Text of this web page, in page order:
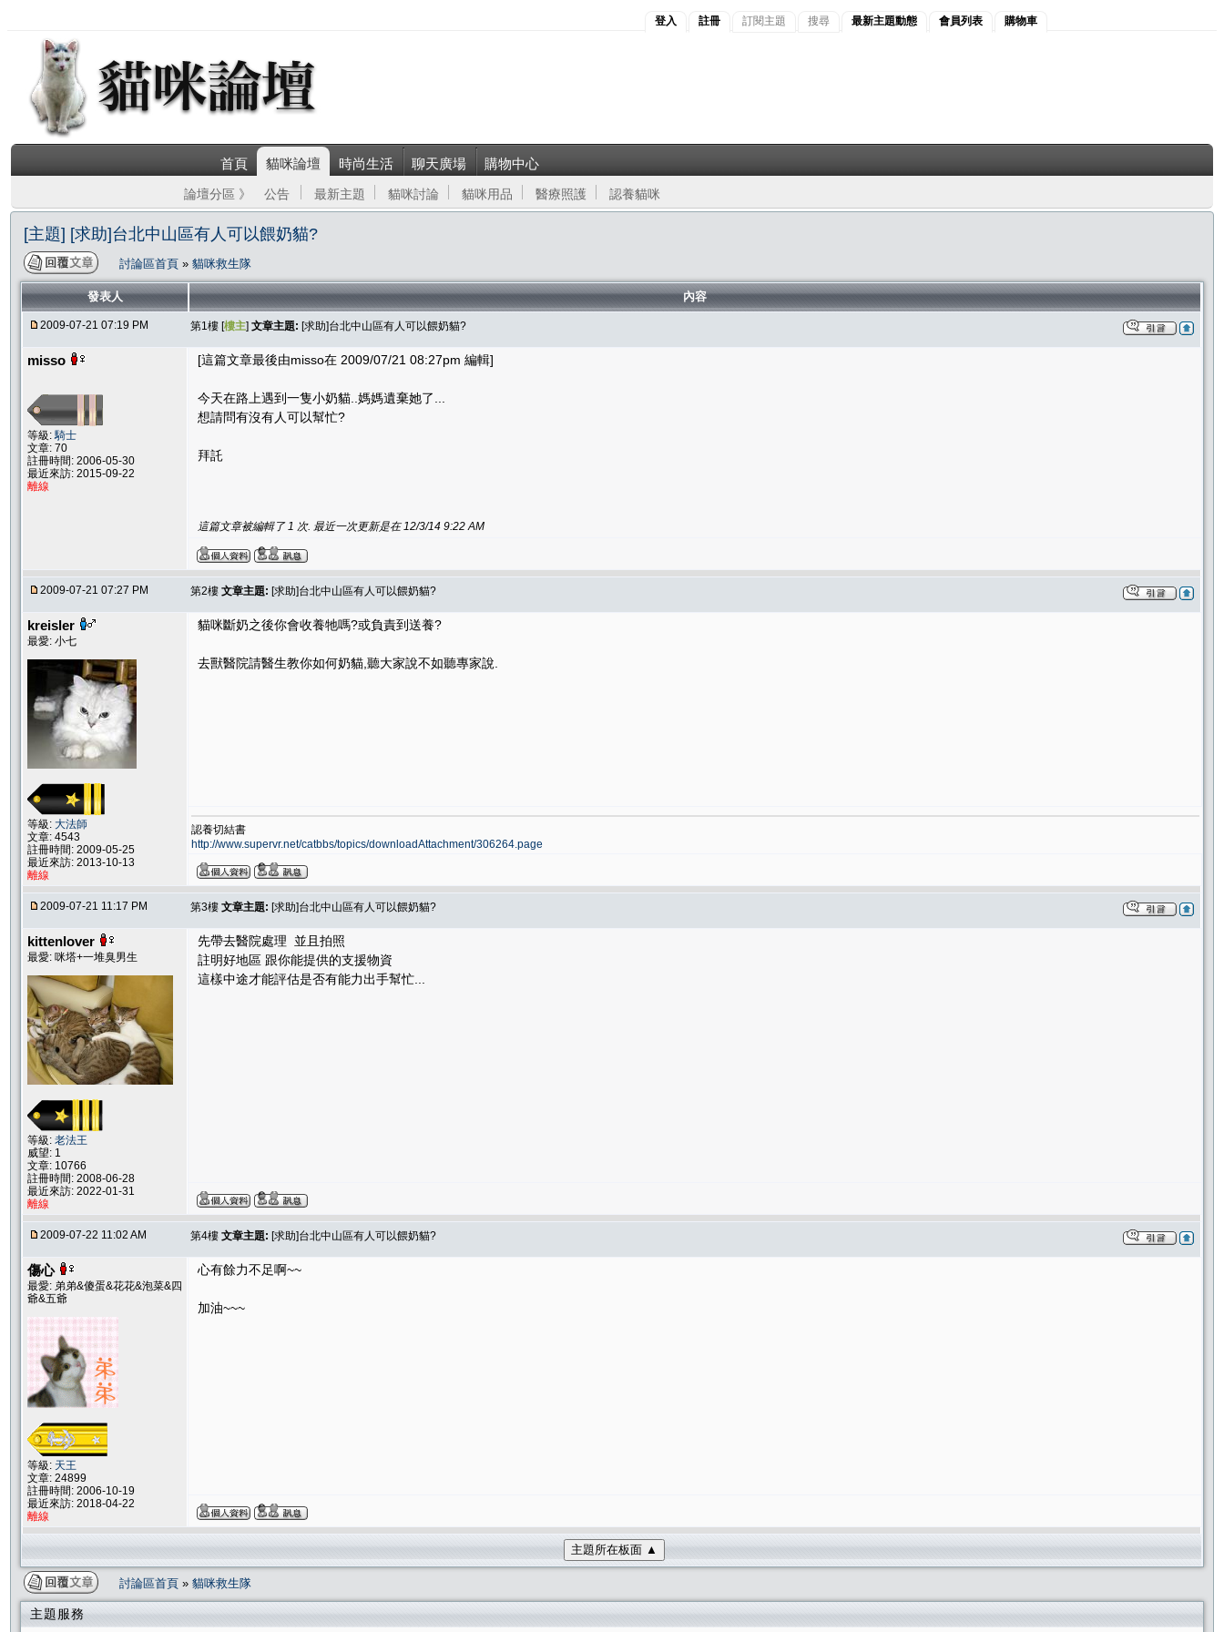
登入 註冊 訂閱主題 搜尋 最新主題動態 會員列表 購物車
首頁 貓咪論壇 時尚生活 聊天廣場 購物中心
論壇分區 》 公告 最新主題 貓咪討論 貓咪用品 醫療照護 認養貓咪
[主題] [求助]台北中山區有人可以餵奶貓?
討論區首頁 » 貓咪救生隊
發表人 內容
2009-07-21 07:19 PM 第1樓 [樓主] 文章主題: [求助]台北中山區有人可以餵奶貓?
misso
等級:騎士
文章: 70
註冊時間: 2006-05-30
最近來訪: 2015-09-22
離線
[這篇文章最後由misso在 2009/07/21 08:27pm 編輯]
今天在路上遇到一隻小奶貓..媽媽遺棄她了...
想請問有沒有人可以幫忙?
拜託
這篇文章被編輯了 1 次. 最近一次更新是在 12/3/14 9:22 AM
2009-07-21 07:27 PM 第2樓 文章主題: [求助]台北中山區有人可以餵奶貓?
kreisler
最愛: 小七
等級: 大法師
文章: 4543
註冊時間: 2009-05-25
最近來訪: 2013-10-13
離線
貓咪斷奶之後你會收養牠嗎?或負責到送養?
去獸醫院請醫生教你如何奶貓,聽大家說不如聽專家說.
認養切結書
http://www.supervr.net/catbbs/topics/downloadAttachment/306264.page
2009-07-21 11:17 PM 第3樓 文章主題: [求助]台北中山區有人可以餵奶貓?
kittenlover
最愛: 咪塔+一堆臭男生
等級: 老法王
威望: 1
文章: 10766
註冊時間: 2008-06-28
最近來訪: 2022-01-31
離線
先帶去醫院處理 並且拍照
註明好地區 跟你能提供的支援物資
這樣中途才能評估是否有能力出手幫忙...
2009-07-22 11:02 AM 第4樓 文章主題: [求助]台北中山區有人可以餵奶貓?
傷心
最愛: 弟弟&傻蛋&花花&泡菜&四
爺&五爺
等級: 天王
文章: 24899
註冊時間: 2006-10-19
最近來訪: 2018-04-22
離線
心有餘力不足啊~~
加油~~~
主題所在板面 ▲
討論區首頁 » 貓咪救生隊
主題服務